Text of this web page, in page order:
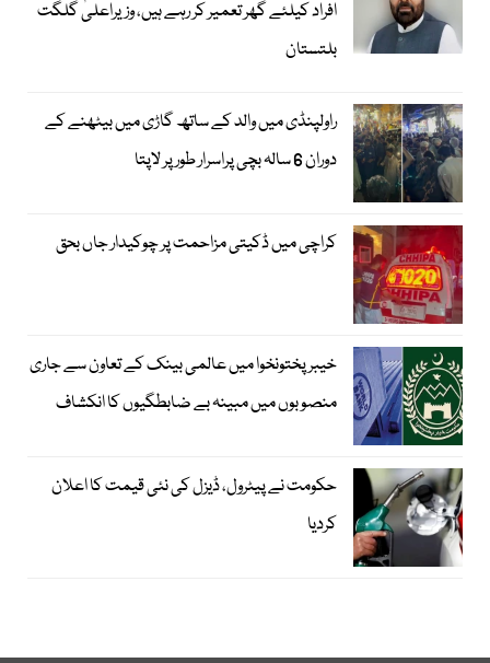
افراد کیلئے گھر تعمیر کر رہے ہیں، وزیراعلیٰ گلگت
بلتستان
راولپنڈی میں والد کے ساتھ گاڑی میں بیٹھنے کے
دوران 6 سالہ بچی پراسرار طور پر لاپتا
کراچی میں ڈکیتی مزاحمت پر چوکیدار جاں بحق
خیبرپختونخوا میں عالمی بینک کے تعاون سے جاری
منصوبوں میں مبینہ بے ضابطگیوں کا انکشاف
حکومت نے پیٹرول، ڈیزل کی نئی قیمت کا اعلان
کردیا